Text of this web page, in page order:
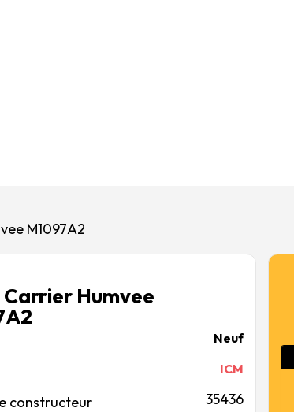
M1097A2
Humvee
Neuf
ICM
constructeur 35436